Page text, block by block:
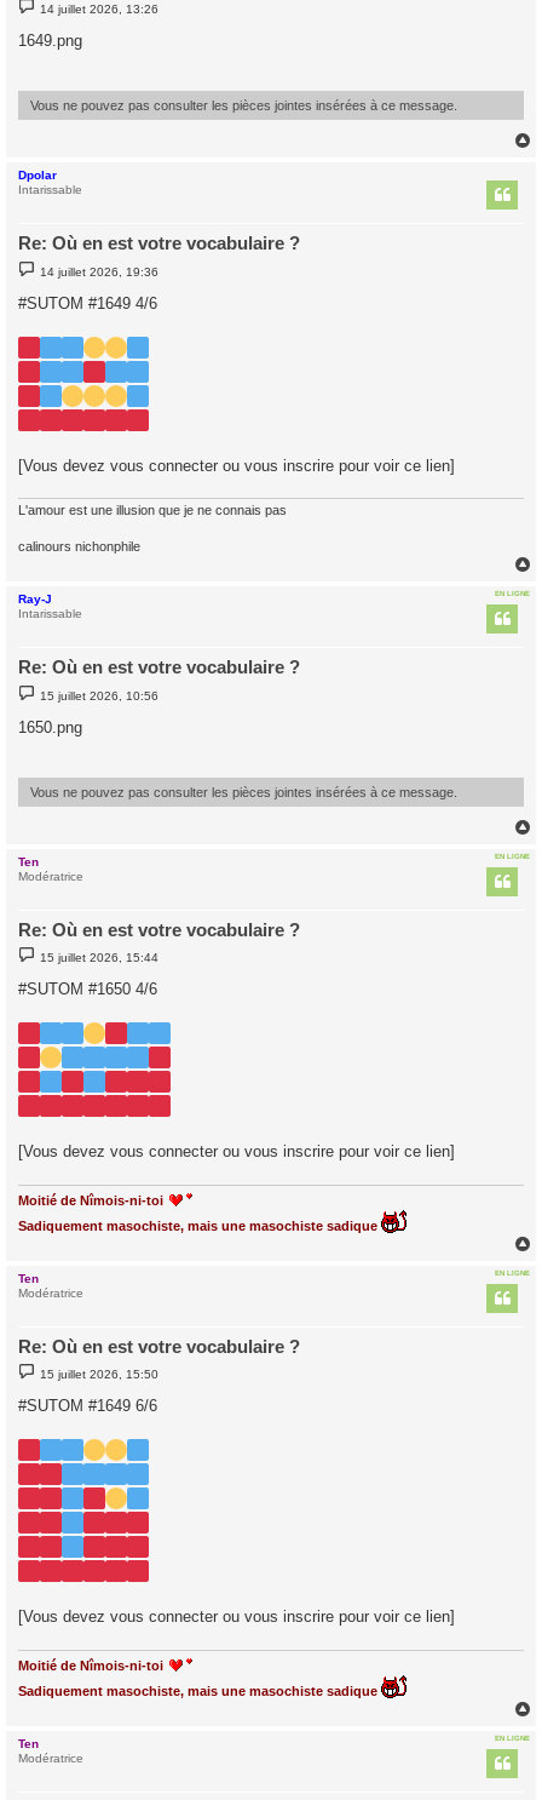
M
e
s
s
e
14 juillet 2026, 13:26
1649.png
Vous ne pouvez pas consulter les pièces jointes insérées à ce message.
Dpolar
Intarissable
Re: Où en est votre vocabulaire ?
M
e
s
s
g
14 juillet 2026, 19:36
#SUTOM #1649 4/6
[Vous devez vous connecter ou vous inscrire pour voir ce lien]
L'amour est une illusion que je ne connais pas
calinours nichonphile
EN LIGNE
Ray-J
Intarissable
Re: Où en est votre vocabulaire ?
M
e
s
s
e
15 juillet 2026, 10:56
1650.png
Vous ne pouvez pas consulter les pièces jointes insérées à ce message.
EN LIGNE
Ten
Modératrice
Re: Où en est votre vocabulaire ?
M
e
s
s
g
e
15 juillet 2026, 15:44
#SUTOM #1650 4/6
[Vous devez vous connecter ou vous inscrire pour voir ce lien]
Moitié de Nîmois-ni-toi
Sadiquement masochiste, mais une masochiste sadique
EN LIGNE
Ten
Modératrice
Re: Où en est votre vocabulaire ?
M
s
s
g
e
15 juillet 2026, 15:50
#SUTOM #1649 6/6
[Vous devez vous connecter ou vous inscrire pour voir ce lien]
Moitié de Nîmois-ni-toi
Sadiquement masochiste, mais une masochiste sadique
EN LIGNE
Ten
Modératrice